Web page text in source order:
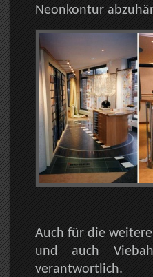
Neonkontur
Auch für die
und auch
verantwortlich.